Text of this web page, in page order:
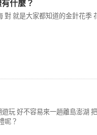
什麼？
就是大家都知道的金針花季
玩 好不容易來一趟離島澎湖
呢？